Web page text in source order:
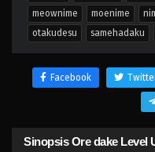
meownime
moenime
otakudesu
samehadaku
Facebook
Sinopsis Ore dake Level